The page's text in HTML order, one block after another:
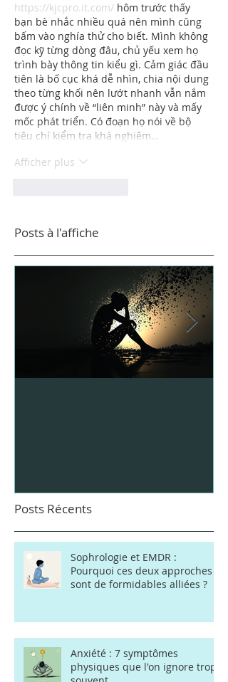
https://kjcpro.it.com/ hôm trước thấy
bạn bè nhắc nhiều quá nên mình cũng
bấm vào nghía thử cho biết. Mình không
đọc kỹ từng dòng đâu, chủ yếu xem họ
trình bày thông tin kiểu gì. Cảm giác đầu
tiên là bố cục khá dễ nhìn, chia nội dung
theo từng khối nên lướt nhanh vẫn nắm
được ý chính về “liên minh” này và mấy
mốc phát triển. Có đoạn họ nói về bộ
tiêu chí kiểm tra khá nghiêm…
Afficher plus
Posts à l'affiche
Posts Récents
Sophrologie et EMDR :
Pourquoi ces deux approches
sont de formidables alliées ?
Anxiété : 7 symptômes
physiques que l'on ignore trop